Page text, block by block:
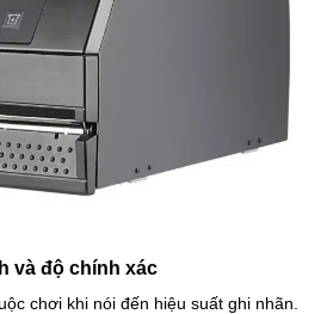
và độ chính xác
chơi khi nói đến hiệu suất ghi nhãn.